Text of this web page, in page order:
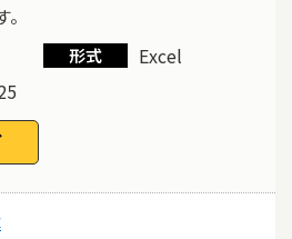
形式 Excel